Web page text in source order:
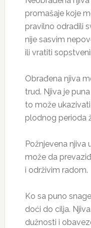
promašaje koje
pravilno odradili
nije sasvim
ili vratiti
Obrađena njiva
trud. Njiva je
to može
plodnog perioda
Požnjevena njiva
može da
i održivim radom.
Ko sa puno
doći do cilja.
dužnosti i